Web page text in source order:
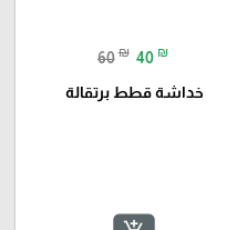
60 ₪ 40 ₪
خداشة قطط برتقالة